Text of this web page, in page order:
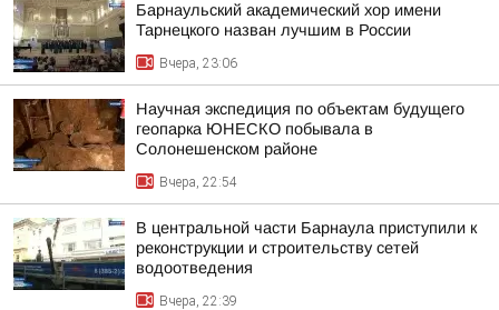
Барнаульский академический хор имени
Тарнецкого назван лучшим в России
Вчера, 23:06
Научная экспедиция по объектам будущего
геопарка ЮНЕСКО побывала в
Солонешенском районе
Вчера, 22:54
В центральной части Барнаула приступили к
реконструкции и строительству сетей
водоотведения
Вчера, 22:39